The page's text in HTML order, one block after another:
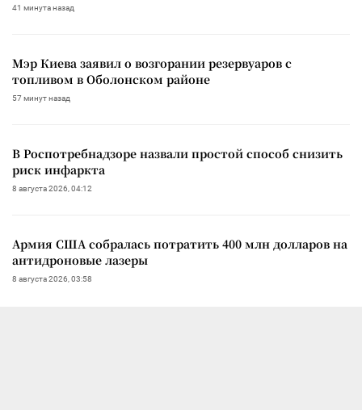
41 минута назад
Мэр Киева заявил о возгорании резервуаров с
топливом в Оболонском районе
57 минут назад
В Роспотребнадзоре назвали простой способ снизить
риск инфаркта
8 августа 2026, 04:12
Армия США собралась потратить 400 млн долларов на
антидроновые лазеры
8 августа 2026, 03:58